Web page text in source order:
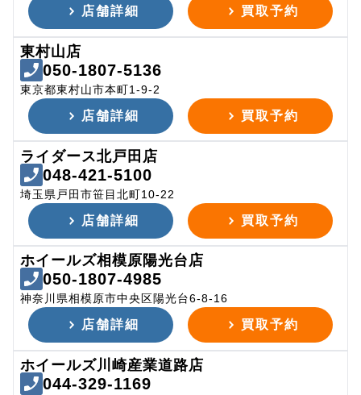
店舗詳細 買取予約
東村山店
050-1807-5136
東京都東村山市本町1-9-2
店舗詳細 買取予約
ライダース北戸田店
048-421-5100
埼玉県戸田市笹目北町10-22
店舗詳細 買取予約
ホイールズ相模原陽光台店
050-1807-4985
神奈川県相模原市中央区陽光台6-8-16
店舗詳細 買取予約
ホイールズ川崎産業道路店
044-329-1169